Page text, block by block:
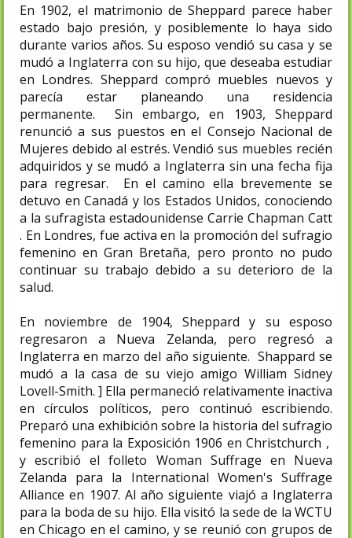
En 1902, el matrimonio de Sheppard parece haber
estado bajo presión, y posiblemente lo haya sido
durante varios años. Su esposo vendió su casa y se
mudó a Inglaterra con su hijo, que deseaba estudiar
en Londres. Sheppard compró muebles nuevos y
parecía estar planeando una residencia
permanente. Sin embargo, en 1903, Sheppard
renunció a sus puestos en el Consejo Nacional de
Mujeres debido al estrés. Vendió sus muebles recién
adquiridos y se mudó a Inglaterra sin una fecha fija
para regresar. En el camino ella brevemente se
detuvo en Canadá y los Estados Unidos, conociendo
a la sufragista estadounidense Carrie Chapman Catt
. En Londres, fue activa en la promoción del sufragio
femenino en Gran Bretaña, pero pronto no pudo
continuar su trabajo debido a su deterioro de la
salud.
En noviembre de 1904, Sheppard y su esposo
regresaron a Nueva Zelanda, pero regresó a
Inglaterra en marzo del año siguiente. Shappard se
mudó a la casa de su viejo amigo William Sidney
Lovell-Smith. ] Ella permaneció relativamente inactiva
en círculos políticos, pero continuó escribiendo.
Preparó una exhibición sobre la historia del sufragio
femenino para la Exposición 1906 en Christchurch ,
y escribió el folleto Woman Suffrage en Nueva
Zelanda para la International Women's Suffrage
Alliance en 1907. Al año siguiente viajó a Inglaterra
para la boda de su hijo. Ella visitó la sede de la WCTU
en Chicago en el camino, y se reunió con grupos de